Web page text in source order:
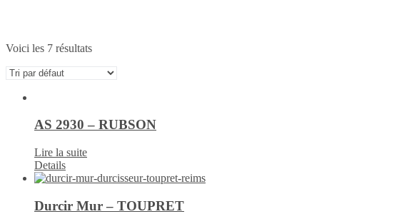
Voici les 7 résultats
AS 2930 – RUBSON
Lire la suite
Details
Durcir Mur – TOUPRET